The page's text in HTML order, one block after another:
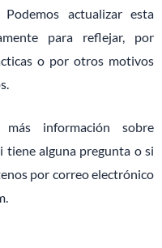
actualizar esta
para reflejar, por
o por otros motivos
más información sobre
tiene alguna pregunta o si
por correo electrónico